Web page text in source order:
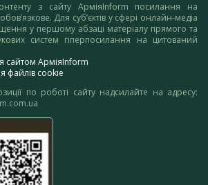
з сайту АрміяInform посилання на
обов’язкове. Для суб’єктів у сфері онлайн-медіа
у першому абзаці матеріалу прямого та
систем гіперпосилання на цитований
сайтом АрміяInform
файлів cookie
по роботі сайту надсилайте на адресу: